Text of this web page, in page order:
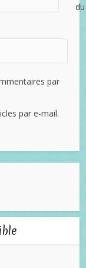
par
par e-mail.